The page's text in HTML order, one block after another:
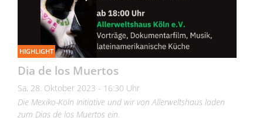
HIGHLIGHT
Dia de los Muertos
Sa, 28. Oktober 2023 - 16:30 Uhr
Die Mexiko-Köln Initiative und wir von Allerweltshaus laden
zum Dias de los Muertos ein.